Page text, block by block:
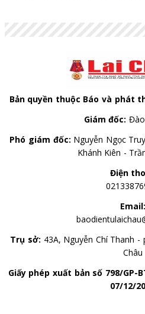
Bản quyền thuộc Báo và phát
Giám đốc:
Phó giám đốc: Nguyễn Ngọc
Khánh Kiên -
Điện
Email:
Trụ sở: 43A, Nguyễn Chí Thanh
Châu
Giấy phép xuất bản số 798/GP-
07/12/